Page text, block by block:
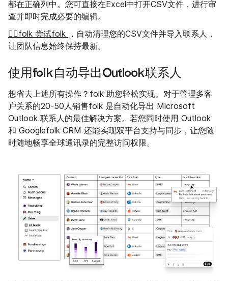
都在正确列中。您可直接在Excel中打开CSV文件，进行审
查并即时完成必要的编辑。
👉🏼folk 尝试folk
，自动清理您的CSV文件并导入联系人，
让团队信息始终保持最新。
使用folk自动导出Outlook联系人
想省去上述所有操作？folk 助您轻松实现。对于管理多客
户关系的20-50人销售folk 是自动化导出 Microsoft
Outlook 联系人的最佳解决方案。若您同时使用 Outlook
和 Googlefolk CRM 还能实现双平台支持与同步，让您随
时随地畅享全球通讯录的完整访问权限。